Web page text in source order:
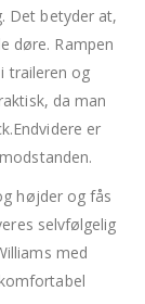
Det betyder at,
døre. Rampen
traileren og
da man
er
højder og fås
selvfølgelig
med